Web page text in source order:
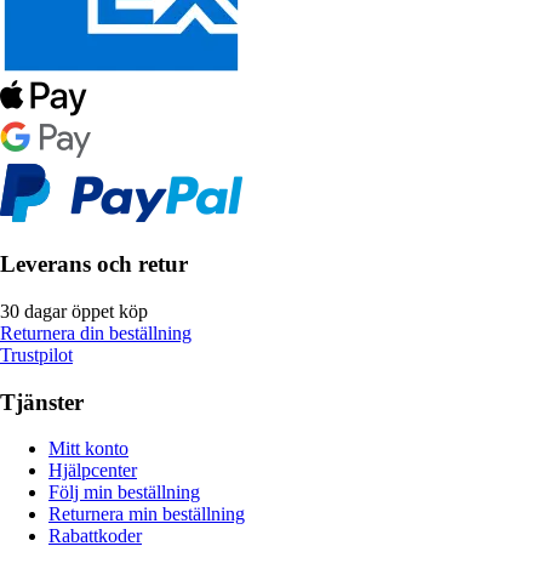
Leverans och retur
30 dagar öppet köp
Returnera din beställning
Trustpilot
Tjänster
Mitt konto
Hjälpcenter
Följ min beställning
Returnera min beställning
Rabattkoder